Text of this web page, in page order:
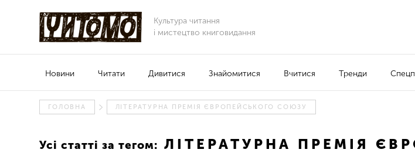
Культура читання
і мистецтво книговидання
Новини Читати Дивитися Знайомитися Вчитися Тренди
ГОЛОВНА ЛІТЕРАТУРНА ПРЕМІЯ ЄВРОПЕЙСЬКОГО СОЮЗУ
Усі статті за тегом: ЛІТЕРАТУРНА ПРЕМІЯ